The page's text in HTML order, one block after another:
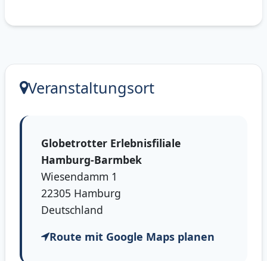
Veranstaltungsort
Globetrotter Erlebnisfiliale
Hamburg-Barmbek
Wiesendamm 1
22305 Hamburg
Deutschland
Route mit Google Maps planen